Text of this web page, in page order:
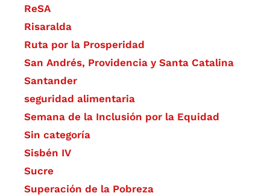
ReSA
Risaralda
Ruta por la Prosperidad
San Andrés, Providencia y Santa Catalina
Santander
seguridad alimentaria
Semana de la Inclusión por la Equidad
Sin categoría
Sisbén IV
Sucre
Superación de la Pobreza